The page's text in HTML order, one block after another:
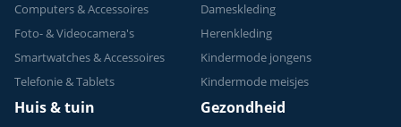
Computers & Accessoires
Foto- & Videocamera's
Smartwatches & Accessoires
Telefonie & Tablets
Dameskleding
Herenkleding
Kindermode jongens
Kindermode meisjes
Huis & tuin Gezondheid